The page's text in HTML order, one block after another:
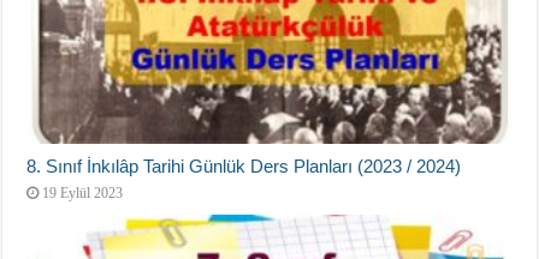
8. Sınıf İnkılâp Tarihi Günlük Ders Planları (2023 / 2024)
19 Eylül 2023